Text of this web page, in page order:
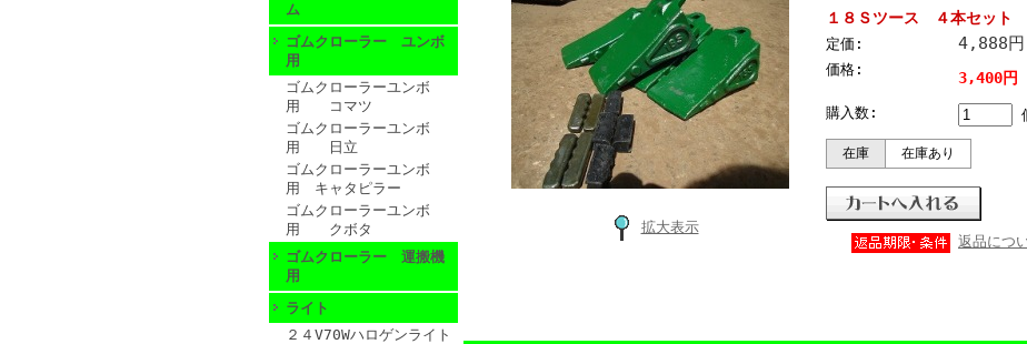
ム
ゴムクローラー ユンボ
用
ゴムクローラーユンボ
用 コマツ
ゴムクローラーユンボ
用 日立
ゴムクローラーユンボ
用 キャタピラー
ゴムクローラーユンボ
用 クボタ
ゴムクローラー 運搬機
用
ライト
２４V70Wハロゲンライト
拡大表示
１８Ｓツース ４本セット
定価: 4,888
価格: 3,400円
購入数:
在庫 在庫あり
返品につ